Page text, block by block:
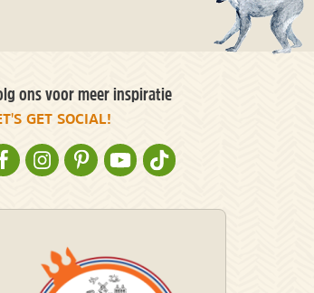
ons voor meer inspiratie
GET SOCIAL!
NATURESCANNER OP FACEBOOK
NATURESCANNER OP INSTAGRAM
NATURESCANNER OP PINTEREST
NATURESCANNER OP YOUTUBE
NATURESCANNER OP